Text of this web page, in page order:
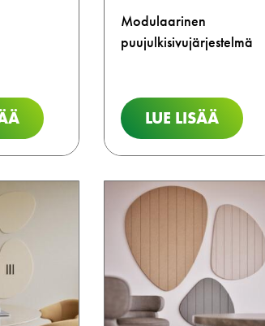
Modulaarinen
puujulkisivujärjestelmä
LUE LISÄÄ